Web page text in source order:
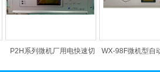
P2H系列微机厂用电快速切 WX-98F微机型自